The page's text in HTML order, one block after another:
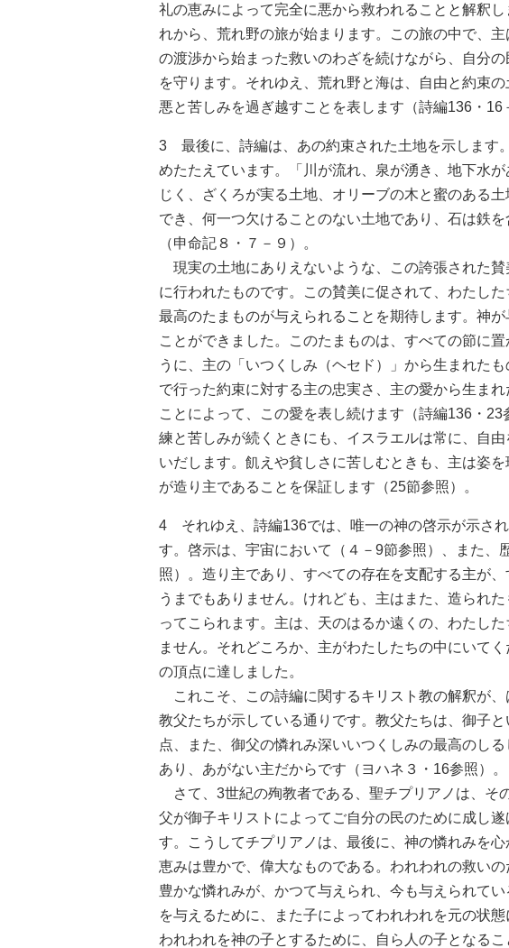
礼の恵みによって完全に悪から救われることと解釈
れから、荒れ野の旅が始まります。この旅の中で、
の渡渉から始まった救いのわざを続けながら、自分
を守ります。それゆえ、荒れ野と海は、自由と約束
悪と苦しみを過ぎ越すことを表します（詩編136・16
3 最後に、詩編は、あの約束された土地を示します
めたたえています。「川が流れ、泉が湧き、地下水
じく、ざくろが実る土地、オリーブの木と蜜のある
でき、何一つ欠けることのない土地であり、石は鉄
（申命記８・７－９）。
現実の土地にありえないような、この誇張された
に行われたものです。この賛美に促されて、わたし
最高のたまものが与えられることを期待します。神
ことができました。このたまものは、すべての節に
うに、主の「いつくしみ（ヘセド）」から生まれた
で行った約束に対する主の忠実さ、主の愛から生ま
ことによって、この愛を表し続けます（詩編136・
練と苦しみが続くときにも、イスラエルは常に、自
いだします。飢えや貧しさに苦しむときも、主は姿
が造り主であることを保証します（25節参照）。
4 それゆえ、詩編136では、唯一の神の啓示が示さ
す。啓示は、宇宙において（４－9節参照）、また、
照）。造り主であり、すべての存在を支配する主が
うまでもありません。けれども、主はまた、造られ
ってこられます。主は、天のはるか遠くの、わたし
ません。それどころか、主がわたしたちの中にいて
の頂点に達しました。
これこそ、この詩編に関するキリスト教の解釈が、
教父たちが示している通りです。教父たちは、御子
点、また、御父の憐れみ深いいつくしみの最高のし
あり、あがない主だからです（ヨハネ３・16参照）。
さて、3世紀の殉教者である、聖チプリアノは、そ
父が御子キリストによってご自分の民のために成し
す。こうしてチプリアノは、最後に、神の憐れみを
恵みは豊かで、偉大なものである。われわれの救い
豊かな憐れみが、かつて与えられ、今も与えられて
を与えるために、また子によってわれわれを元の状
われわれを神の子とするために、自ら人の子となる